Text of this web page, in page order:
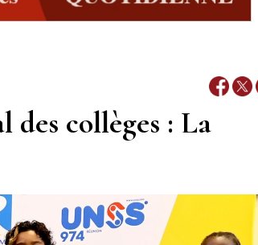
collèges : La